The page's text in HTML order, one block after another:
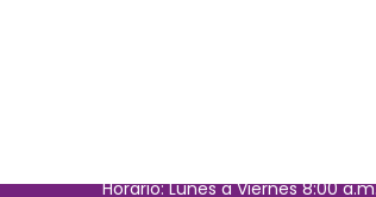
Horario: Lunes a Viernes 8:00